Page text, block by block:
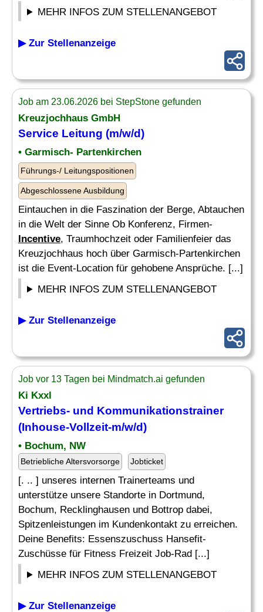
MEHR INFOS ZUM STELLENANGEBOT
▶ Zur Stellenanzeige
Job am 23.06.2026 bei StepStone gefunden
Kreuzjochhaus GmbH
Service Leitung (m/w/d)
• Garmisch- Partenkirchen
Führungs-/ Leitungspositionen
Abgeschlossene Ausbildung
Eintauchen in die Faszination der Berge, Abtauchen
in die Welt der Sinne Ob Konferenz, Firmen-
Incentive, Traumhochzeit oder Familienfeier das
Kreuzjochhaus hoch über Garmisch-Partenkirchen
ist die Event-Location für gehobene Ansprüche. [...]
MEHR INFOS ZUM STELLENANGEBOT
▶ Zur Stellenanzeige
Job vor 13 Tagen bei Mindmatch.ai gefunden
Ki Kxxl
Vertriebs- und Kommunikationstrainer
(Inhouse-Vollzeit-m/w/d)
• Bochum, NW
Betriebliche Altersvorsorge Jobticket
[. .. ] unseres internen Trainerteams und
unterstütze unsere Standorte in Dortmund,
Bochum, Recklinghausen und Bottrop dabei,
Spitzenleistungen im Kundenkontakt zu erreichen.
Deine Benefits: Essenszuschuss Hansefit-
Zuschüsse für Fitness Freizeit Job-Rad [...]
MEHR INFOS ZUM STELLENANGEBOT
▶ Zur Stellenanzeige